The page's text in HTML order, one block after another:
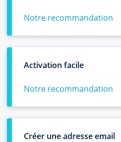
Notre recommandation
Activation facile
Notre recommandation
Créer une adresse email